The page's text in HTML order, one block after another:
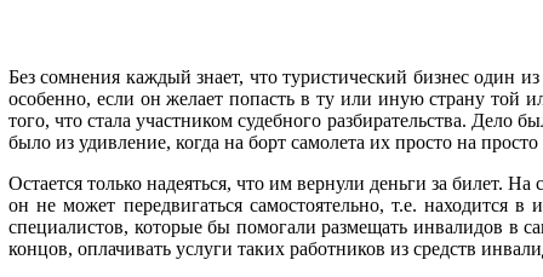
Без сомнения каждый знает, что туристический бизнес
особенно, если он желает попасть в ту или иную страну той
того, что стала участником судебного разбирательства.
было из удивление, когда на борт самолета их просто на
Остается только надеяться, что им вернули деньги за билет.
он не может передвигаться самостоятельно, т.е.
специалистов, которые бы помогали размещать инвалидов в
концов, оплачивать услуги таких работников из средств